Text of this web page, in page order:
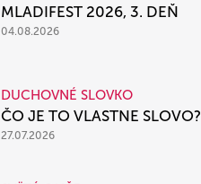
MLADIFEST 2026, 3. DEŇ
04.08.2026
DUCHOVNÉ SLOVKO
ČO JE TO VLASTNE SLOVO?
27.07.2026